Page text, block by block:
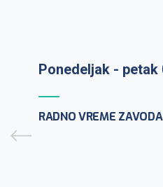
Ponedeljak - petak
RADNO VREME ZAVODA
Prijem uzoraka: